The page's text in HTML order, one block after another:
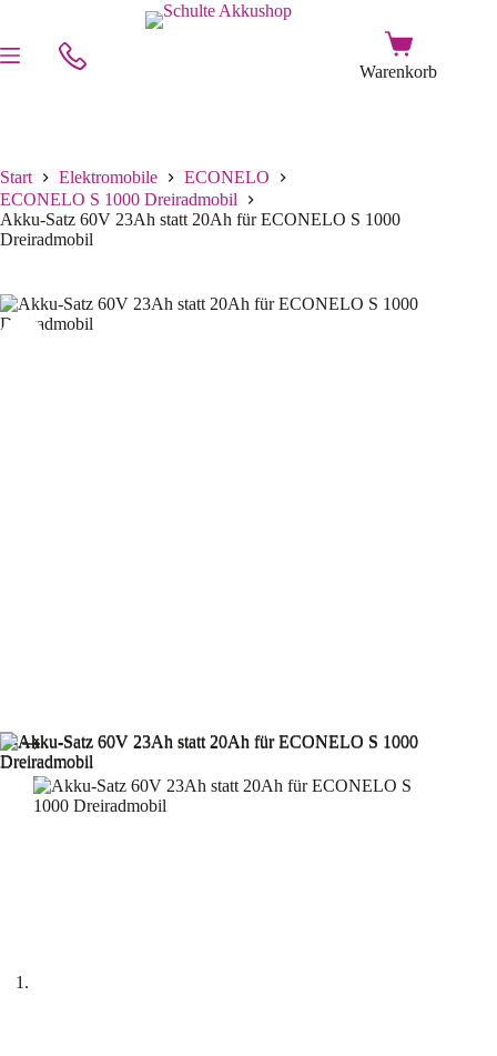
Start Elektromobile
ECONELO
ECONELO S 1000 Dreiradmobil
Akku-Satz 60V 23Ah statt 20Ah für ECONELO S 1000
Dreiradmobil